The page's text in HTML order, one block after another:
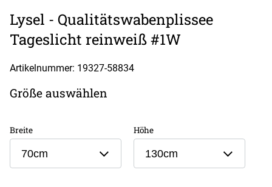
Lysel - Qualitätswabenplissee
Tageslicht reinweiß #1W
Artikelnummer: 19327-58834
Größe auswählen
Breite
70cm
Höhe
130cm